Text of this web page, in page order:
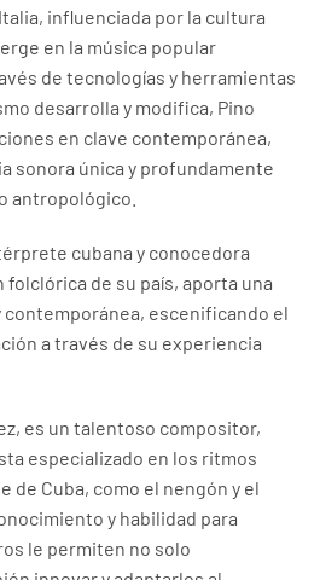
influenciada por la cultura
en la música popular
de tecnologías y herramientas
desarrolla y modifica, Pino
en clave contemporánea,
sonora única y profundamente
antropológico.
cubana y conocedora
de su país, aporta una
escenificando el
a través de su experiencia
es un talentoso compositor,
especializado en los ritmos
de Cuba, como el nengón y el
y habilidad para
le permiten no solo